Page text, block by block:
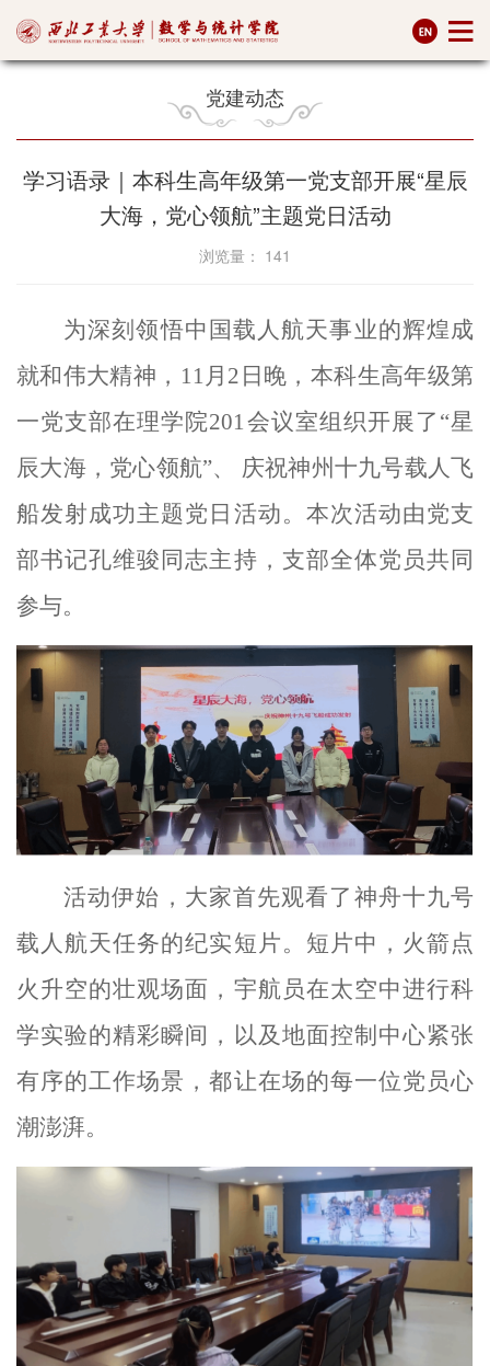
党建动态
学习语录｜本科生高年级第一党支部开展“星辰
大海，党心领航”主题党日活动
浏览量： 141
为深刻领悟中国载人航天事业的辉煌成
就和伟大精神，11月2日晚，本科生高年级第
一党支部在理学院201会议室组织开展了“星
辰大海，党心领航”、 庆祝神州十九号载人飞
船发射成功主题党日活动。本次活动由党支
部书记孔维骏同志主持，支部全体党员共同
参与。
活动伊始，大家首先观看了神舟十九号
载人航天任务的纪实短片。短片中，火箭点
火升空的壮观场面，宇航员在太空中进行科
学实验的精彩瞬间，以及地面控制中心紧张
有序的工作场景，都让在场的每一位党员心
潮澎湃。